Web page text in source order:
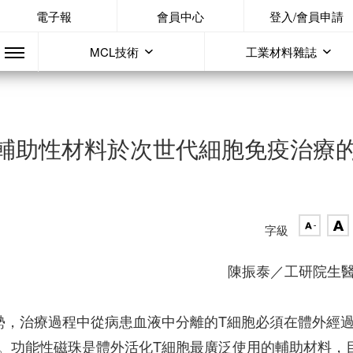
電子報 會員中心 登入/會員申請
MCL技術 工業材料雜誌
助性材料於次世代細胞免疫治療
字級
陳振泰／工研院生
治療過程中從病患血液中分離的T細胞必須在體外經
功能性磁珠是體外活化T細胞最廣泛使用的輔助材料，